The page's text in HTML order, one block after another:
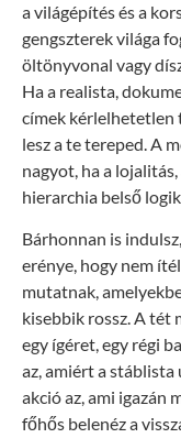
a világépítés és a
gengszterek világa
öltönyvonal vagy
Ha a realista,
címek kérlelhetetlen
lesz a te tereped. A
nagyot, ha a
hierarchia belső
Bárhonnan is
erénye, hogy nem
mutatnak,
kisebbik rossz. A tét
egy ígéret, egy régi
az, amiért a
akció az, ami igazán
főhős belenéz a